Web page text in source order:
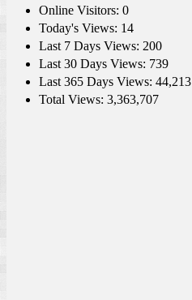
Online Visitors: 0
Today's Views: 14
Last 7 Days Views: 200
Last 30 Days Views: 739
Last 365 Days Views: 44,213
Total Views: 3,363,707